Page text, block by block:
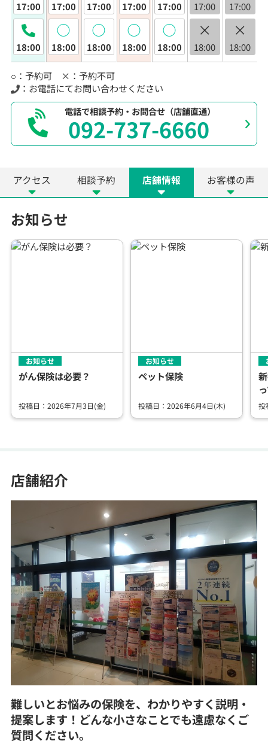
17:00
18:00
17:00
◯
18:00
17:00
◯
18:00
17:00
◯
18:00
17:00
◯
18:00
17:00
×
18:00
17:00
×
18:00
○：予約可 ×：予約不可
：お電話にてお問い合わせください
電話で相談予約・お問合せ（店舗直通）
092-737-6660
アクセス 相談予約 店舗情報 お客様の声
お知らせ
お知らせ
がん保険は必要？
投稿日：2026年7月3日(金)
お知らせ
ペット保険
投稿日：2026年6月4日(木) 投
店舗紹介
難しいとお悩みの保険を、わかりやすく説明・
提案します！どんな小さなことでも遠慮なくご
質問ください。